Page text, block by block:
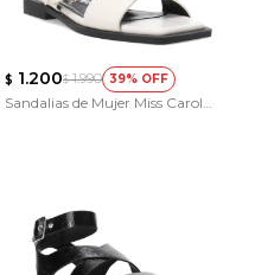
$ 1.200$ 1.990 39
Sandalias de Mujer Miss Carol